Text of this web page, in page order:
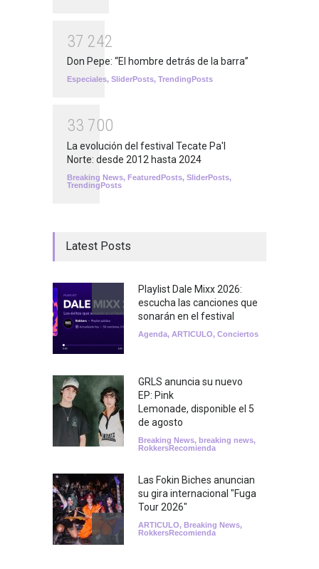
37 242
Don Pepe: “El hombre detrás de la barra”
Especiales, SliderPosts, TrendingPosts
33 700
La evolución del festival Tecate Pa'l
Norte: desde 2012 hasta 2024
Breaking News, FeaturedPosts, SliderPosts,
TrendingPosts
Latest Posts
Playlist Dale Mixx 2026:
escucha las canciones que
sonarán en el festival
Agenda, ARTICULO, Conciertos
GRLS anuncia su nuevo
EP: Pink
Lemonade, disponible el 5
de agosto
Breaking News, breaking news,
RokkersRecomienda
Las Fokin Biches anuncian
su gira internacional "Fuga
Tour 2026"
ARTICULO, Breaking News,
RokkersRecomienda